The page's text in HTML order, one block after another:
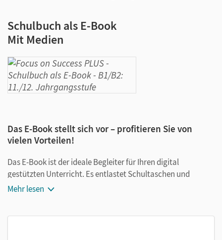
Schulbuch als E-Book
Mit Medien
Das E-Book stellt sich vor – profitieren Sie von
vielen Vorteilen!
Das E-Book ist der ideale Begleiter für Ihren digital
gestützten Unterricht. Es entlastet Schultaschen und
Rucksäcke und ist jederzeit unkompliziert verfügbar.
Mehr lesen